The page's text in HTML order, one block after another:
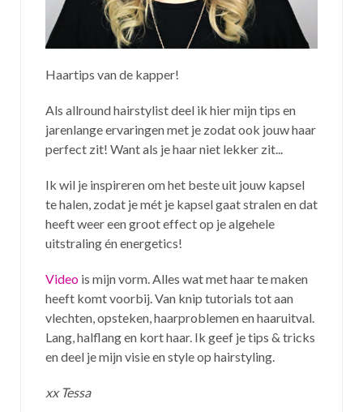
Haartips van de kapper!
Als allround hairstylist deel ik hier mijn tips en
jarenlange ervaringen met je zodat ook jouw haar
perfect zit! Want als je haar niet lekker zit...
Ik wil je inspireren om het beste uit jouw kapsel
te halen, zodat je mét je kapsel gaat stralen en dat
heeft weer een groot effect op je algehele
uitstraling én energetics!
Video is mijn vorm. Alles wat met haar te maken
heeft komt voorbij. Van knip tutorials tot aan
vlechten, opsteken, haarproblemen en haaruitval.
Lang, halflang en kort haar. Ik geef je tips & tricks
en deel je mijn visie en style op hairstyling.
xx Tessa